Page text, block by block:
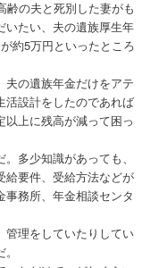
齢の夫と死別した妻がも
いたい、夫の遺族厚生年
約5万円といったところ
夫の遺族年金だけをアテ
活設計をしたのであれば
上に残高が減って困っ
多少知識があっても、
給要件、受給方法などが
務所、年金相談センタ
管理をしていたりしてい